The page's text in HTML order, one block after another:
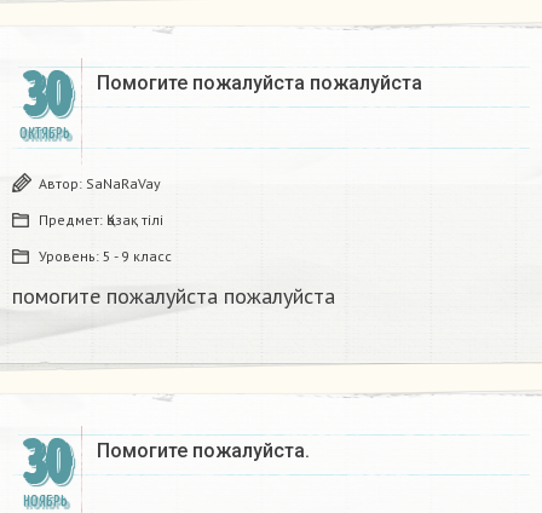
30
ОКТЯБРЬ
Помогите пожалуйста пожалуйста
Автор: SaNaRaVay
Предмет: Қазақ тiлi
Уровень: 5 - 9 класс
помогите пожалуйста пожалуйста
30
НОЯБРЬ
Помогите пожалуйста.